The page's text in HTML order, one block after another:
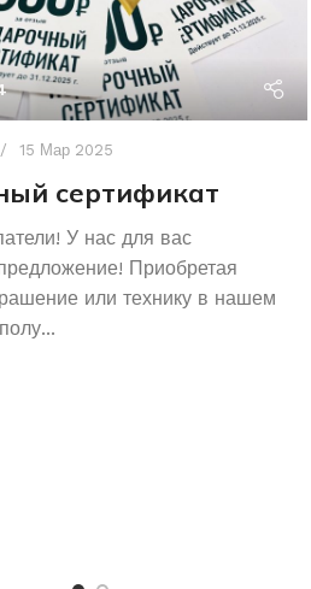
15 Мар 2025
сертификат
У нас для вас
Приобретая
или технику в нашем